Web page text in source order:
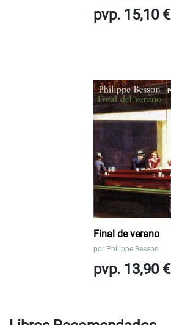
pvp. 15,10 €
Final de verano
por Philippe Besson
pvp. 13,90 €